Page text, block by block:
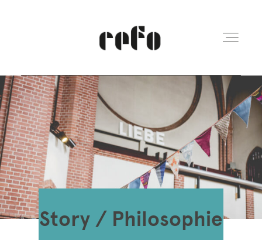
REFO Moabit
Terminkalender
Kita
Vermietung
Story / Philosophie